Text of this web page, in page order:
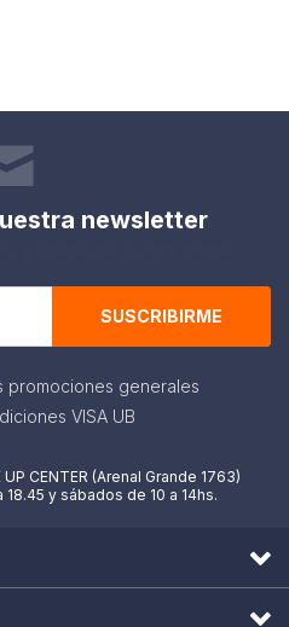
newsletter
SUSCRIBIRME
promociones generales
VISA UB
CENTER (Arenal Grande 1763)
y sábados de 10 a 14hs.